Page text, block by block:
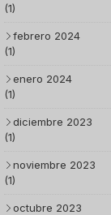
(1)
febrero 2024
(1)
enero 2024
(1)
diciembre 2023
(1)
noviembre 2023
(1)
octubre 2023